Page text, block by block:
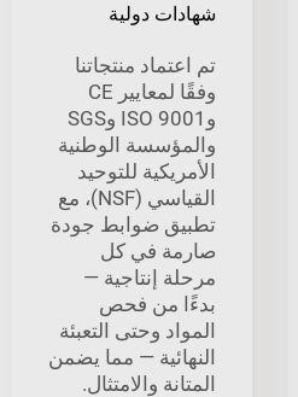
شهادات دولية
تم اعتماد منتجاتنا
وفقًا لمعايير CE
وISO 9001 وSGS
والمؤسسة الوطنية
الأمريكية للتوحيد
القياسي (NSF)، مع
تطبيق ضوابط جودة
صارمة في كل
مرحلة إنتاجية —
بدءًا من فحص
المواد وحتى التعبئة
النهائية — مما يضمن
المتانة والامتثال.